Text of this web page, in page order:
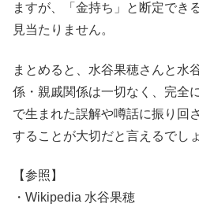
ますが、「金持ち」と断定でき
見当たりません。
まとめると、水谷果穂さんと水
係・親戚関係は一切なく、完全
で生まれた誤解や噂話に振り回
することが大切だと言えるでしょ
【参照】
・Wikipedia 水谷果穂